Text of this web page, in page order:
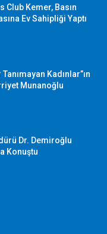
Club Kemer, Basın
Ev Sahipliği Yaptı
Tanımayan Kadınlar”ın
Munanoğlu
Dr. Demiroğlu
Konuştu